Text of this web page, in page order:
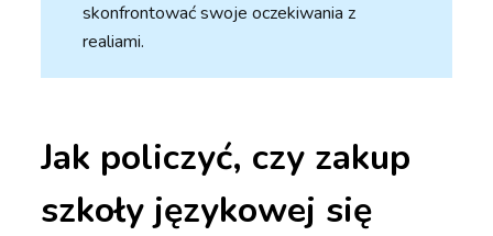
skonfrontować swoje oczekiwania z
realiami.
Jak policzyć, czy zakup
szkoły językowej się